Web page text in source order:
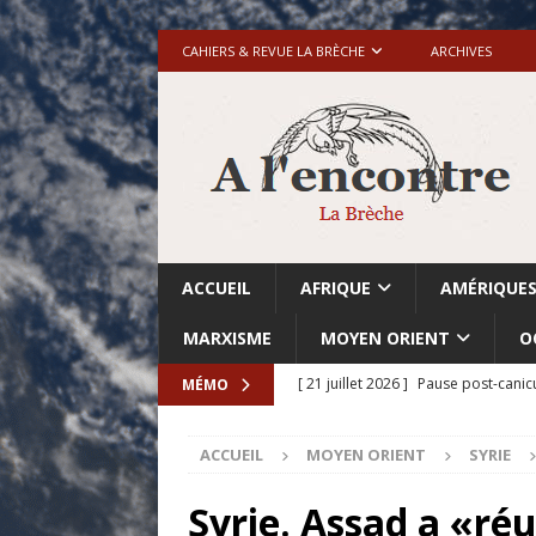
CAHIERS & REVUE LA BRÈCHE ARCHIVES
ACCUEIL AFRIQUE AMÉRIQUES
MARXISME MOYEN ORIENT
MÉMO [ 21 juillet 2026 ] Pause post-
[ 18 juillet 2026 ] Israël-Palestine.
avant les élections du 27 octobre»
ACCUEIL MOYEN ORIENT SYRIE
Syrie. Assad a